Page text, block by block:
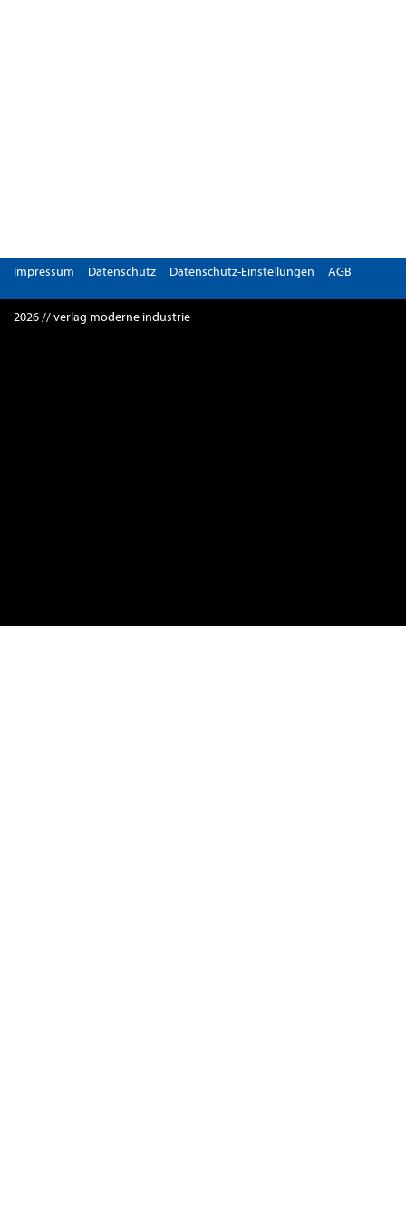
Impressum Datenschutz Datenschutz-Einstellungen AGB
2026 // verlag moderne industrie